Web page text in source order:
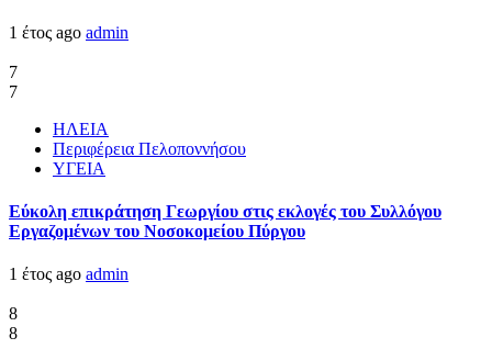
1 έτος ago admin
7
7
ΗΛΕΙΑ
Περιφέρεια Πελοποννήσου
ΥΓΕΙΑ
Εύκολη επικράτηση Γεωργίου στις εκλογές του Συλλόγου
Εργαζομένων του Νοσοκομείου Πύργου
1 έτος ago admin
8
8